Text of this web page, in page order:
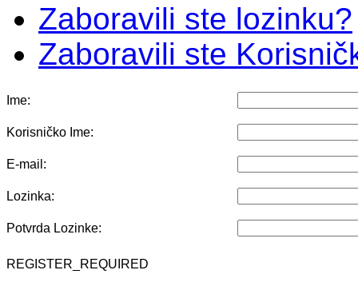
Zaboravili ste lozinku?
Zaboravili ste
Ime:
Korisničko Ime:
E-mail:
Lozinka:
Potvrda Lozinke:
REGISTER_REQUIRED